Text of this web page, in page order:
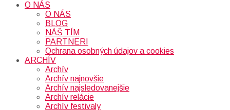
O NÁS
O NÁS
BLOG
NÁŠ TÍM
PARTNERI
Ochrana osobných údajov a cookies
ARCHÍV
Archív
Archív najnovšie
Archív najsledovanejšie
Archív relácie
Archív festivaly